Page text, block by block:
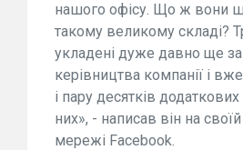
нашого офісу. Що ж вони
такому великому складі?
укладені дуже давно ще
керівництва компанії і
і пару десятків
них», - написав він на своїй
мережі Facebook.